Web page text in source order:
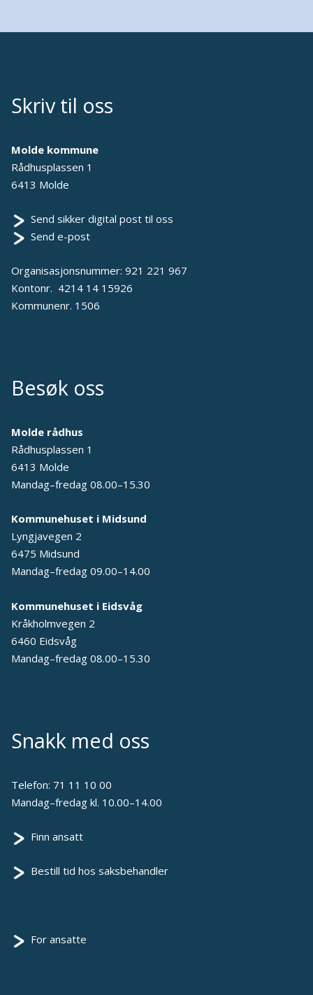
Skriv til oss
Molde kommune
Rådhusplassen 1
6413 Molde
Send sikker digital post til oss
Send e-post
Organisasjonsnummer: 921 221 967
Kontonr. 4214 14 15926
Kommunenr. 1506
Besøk oss
Molde rådhus
Rådhusplassen 1
6413 Molde
Mandag–fredag 08.00–15.30
Kommunehuset i Midsund
Lyngjavegen 2
6475 Midsund
Mandag–fredag 09.00–14.00
Kommunehuset i Eidsvåg
Kråkholmvegen 2
6460 Eidsvåg
Mandag–fredag 08.00–15.30
Snakk med oss
Telefon: 71 11 10 00
Mandag–fredag kl. 10.00–14.00
Finn ansatt
Bestill tid hos saksbehandler
For ansatte